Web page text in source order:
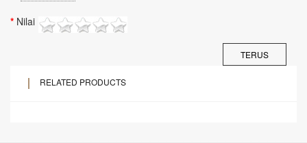
Nilai
TERUS
RELATED PRODUCTS